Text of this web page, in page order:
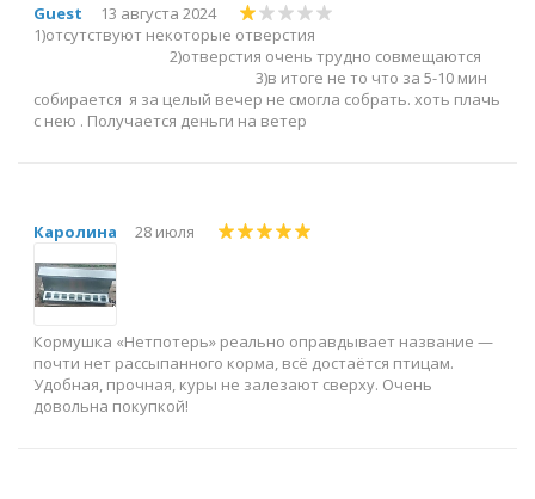
Guest
13 августа 2024
1)отсутствуют некоторые отверстия
2)отверстия очень трудно совмещаются
3)в итоге не то что за 5-10 мин
собирается я за целый вечер не смогла собрать. хоть плачь
с нею . Получается деньги на ветер
Каролина 28 июля
Кормушка «Нетпотерь» реально оправдывает название —
почти нет рассыпанного корма, всё достаётся птицам.
Удобная, прочная, куры не залезают сверху. Очень
довольна покупкой!